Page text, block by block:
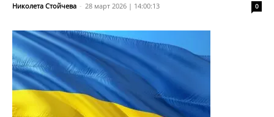
Николета Стойчева - 28 март 2026 | 14:00:13 0